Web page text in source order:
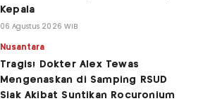
Kepala
06 Agustus 2026 WIB
Nusantara
Tragis! Dokter Alex Tewas
Mengenaskan di Samping RSUD
Siak Akibat Suntikan Rocuronium